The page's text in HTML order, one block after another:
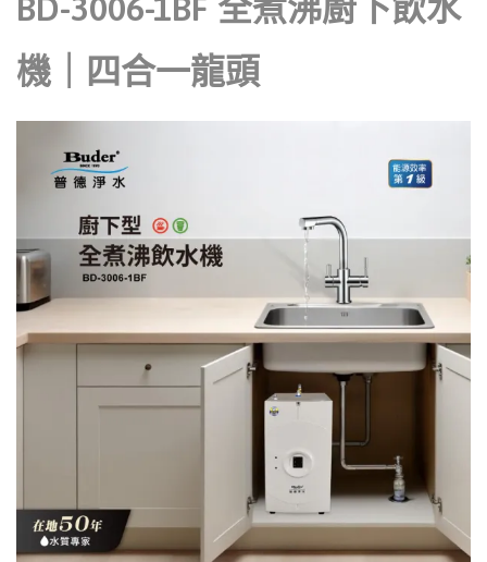
BD-3006-1BF 全煮沸廚下飲水
機｜四合一龍頭